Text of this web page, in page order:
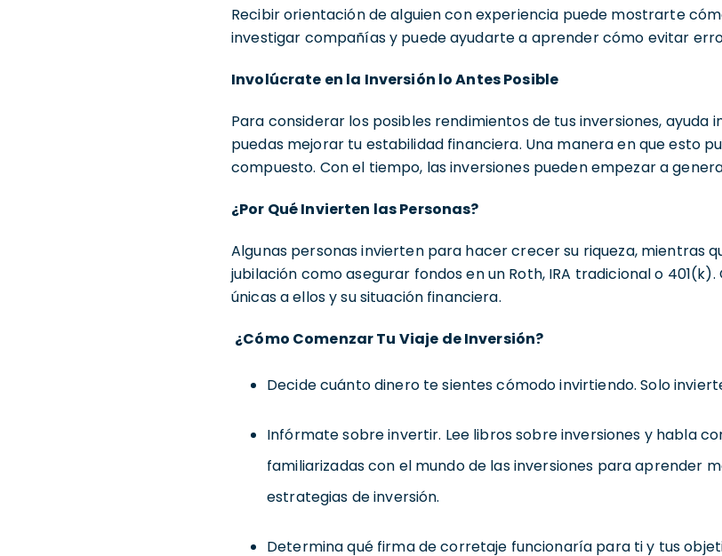
Recibir orientación de alguien con experiencia puede mostrarte
investigar compañías y puede ayudarte a aprender cómo evitar
Involúcrate en la Inversión lo Antes Posible
Para considerar los posibles rendimientos de tus inversiones,
puedas mejorar tu estabilidad financiera. Una manera en que esto
compuesto. Con el tiempo, las inversiones pueden empezar a
¿Por Qué Invierten las Personas?
Algunas personas invierten para hacer crecer su riqueza, mientras
jubilación como asegurar fondos en un Roth, IRA tradicional o
únicas a ellos y su situación financiera.
¿Cómo Comenzar Tu Viaje de Inversión?
Decide cuánto dinero te sientes cómodo invirtiendo. Solo
Infórmate sobre invertir. Lee libros sobre inversiones y habla
familiarizadas con el mundo de las inversiones para aprender
estrategias de inversión.
Determina qué firma de corretaje funcionaría para ti y tus